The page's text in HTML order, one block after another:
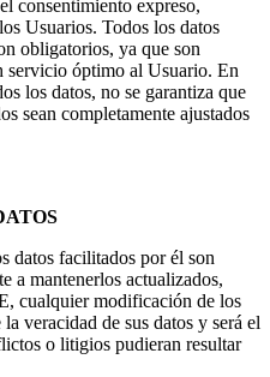
consentimiento expreso,
Usuarios. Todos los datos
obligatorios, ya que son
servicio óptimo al Usuario. En
los datos, no se garantiza que
sean completamente ajustados
datos facilitados por él son
a mantenerlos actualizados,
cualquier modificación de los
veracidad de sus datos y será el
o litigios pudieran resultar